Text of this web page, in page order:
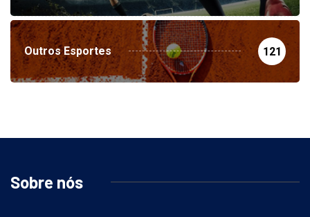
Outros Esportes 121
Sobre nós